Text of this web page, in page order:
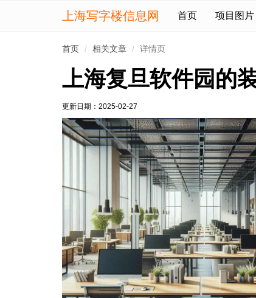
上海写字楼信息网 首页 项目图片
首页 相关文章 详情页
上海复旦软件园的
更新日期： 2025-02-27